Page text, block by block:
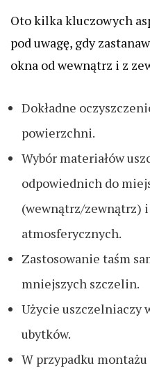
Oto kilka kluczowych
pod uwagę, gdy
okna od wewnątrz i z
Dokładne
powierzchni.
Wybór materiałów
odpowiednich do
(wewnątrz/zewnątrz)
atmosferycznych.
Zastosowanie taśm
mniejszych szczelin.
Użycie uszczelniaczy
ubytków.
W przypadku